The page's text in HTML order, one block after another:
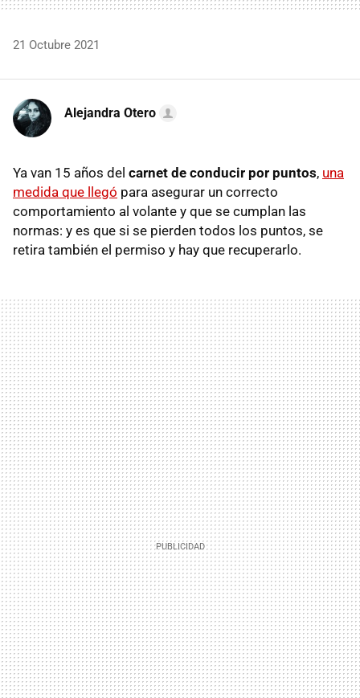
21 Octubre 2021
Alejandra Otero
Ya van 15 años del carnet de conducir por puntos, una
medida que llegó para asegurar un correcto
comportamiento al volante y que se cumplan las
normas: y es que si se pierden todos los puntos, se
retira también el permiso y hay que recuperarlo.